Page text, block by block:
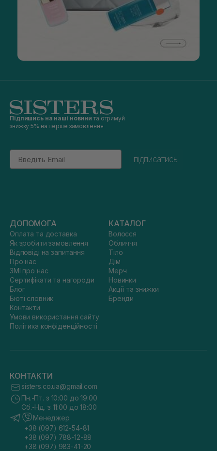
Підпишись на наші новини та отримуй
знижку 5% на перше замовлення
Email
підписатись
ДОПОМОГА
Оплата та доставка
Як зробити замовлення
Відповіді на запитання
Про нас
ЗМІ про нас
Сертифікати та нагороди
Блог
Бюті словник
Контакти
Умови використання сайту
Політика конфіденційності
КАТАЛОГ
Волосся
Обличчя
Тіло
Дім
Мерч
Новинки
Акції та знижки
Бренди
КОНТАКТИ
sisters.co.ua@gmail.com
Пн.-Пт. з 10:00 до 19:00
Сб.-Нд. з 11:00 до 18:00
Менеджер
+38 (097) 612-54-81
+38 (097) 788-12-88
+38 (097) 983-41-20